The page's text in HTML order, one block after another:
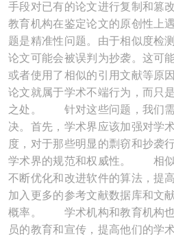
手段对已有的论文进行复制和篡
教育机构在鉴定论文的原创性
题是精准性问题。由于相似度检
论文可能会被误判为抄袭。这可
或者使用了相似的引用文献等原
论文就属于学术不端行为，而只
之处。 针对这些问题，我们需
决。首先，学术界应该加强对学
度，对于那些明显的剽窃和抄袭
学术界的规范和权威性。 相似
不断优化和改进软件的算法，提
加入更多的参考文献数据库和文
概率。 学术机构和教育机构也
员的教育和宣传，提高他们的学